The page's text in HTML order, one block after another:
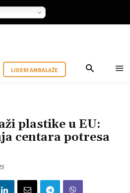
LIDERI AMBALAŽE
plastike u EU:
centara potresa